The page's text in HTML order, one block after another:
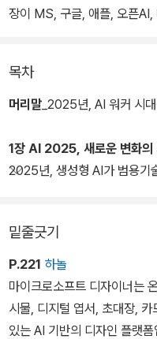
장이 MS, 구글, 애플, 오픈AI,
또한 지난 1년여 간 다양한 강
요구를 감안하여, 우리 삶과
와 미드저니·픽토리·아이바 등
학습·창작 활동에 어떻게 써
목차
머리말 _2025년, AI 워커 시
1장 AI 2025, 새로운 변화의
2025년, 생성형 AI가 범용기
밑줄긋기
P.221 하놀
마이크로소프트 디자이너는
시물, 디지털 엽서, 초대장,
있는 AI 기반의 디자인 플랫폼